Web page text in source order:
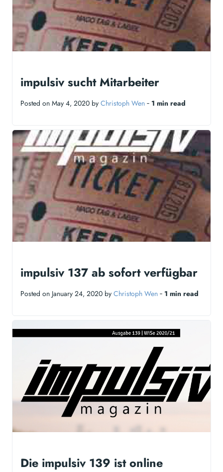
impulsiv sucht Mitarbeiter
Posted on May 4, 2020 by Christoph Wen ‐ 1 min read
impulsiv 137 ab sofort verfügbar
Posted on January 24, 2020 by Christoph Wen ‐ 1 min read
Die impulsiv 139 ist online